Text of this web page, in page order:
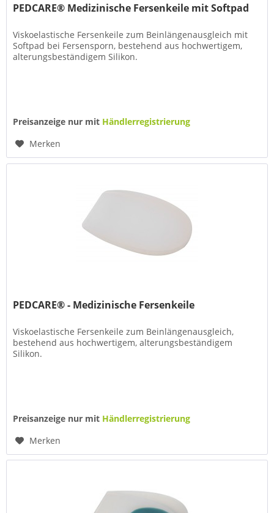
PEDCARE® Medizinische Fersenkeile mit Softpad
Viskoelastische Fersenkeile zum Beinlängenausgleich mit
Softpad bei Fersensporn, bestehend aus hochwertigem,
alterungsbeständigem Silikon.
Preisanzeige nur mit Händlerregistrierung
Merken
PEDCARE® - Medizinische Fersenkeile
Viskoelastische Fersenkeile zum Beinlängenausgleich,
bestehend aus hochwertigem, alterungsbeständigem
Silikon.
Preisanzeige nur mit Händlerregistrierung
Merken